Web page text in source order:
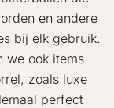
en andere
bij elk gebruik.
we ook items
zoals luxe
perfect